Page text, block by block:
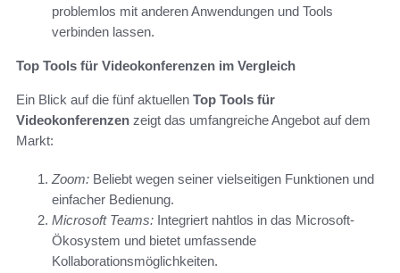
problemlos mit anderen Anwendungen und Tools
verbinden lassen.
Top Tools für Videokonferenzen im Vergleich
Ein Blick auf die fünf aktuellen Top Tools für
Videokonferenzen zeigt das umfangreiche Angebot auf dem
Markt:
Zoom: Beliebt wegen seiner vielseitigen Funktionen und
einfacher Bedienung.
Microsoft Teams: Integriert nahtlos in das Microsoft-
Ökosystem und bietet umfassende
Kollaborationsmöglichkeiten.